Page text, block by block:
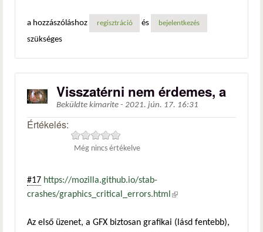
a hozzászóláshoz regisztráció és bejelentkezés
szükséges
Visszatérni nem érdemes, a
Beküldte kimarite - 2021. jún. 17. 16:31
Értékelés:
Még nincs értékelve
#17 https://mozilla.github.io/stab-
crashes/graphics_critical_errors.html (külső hivatkozás)
Az első üzenet, a GFX biztosan grafikai (lásd fentebb),